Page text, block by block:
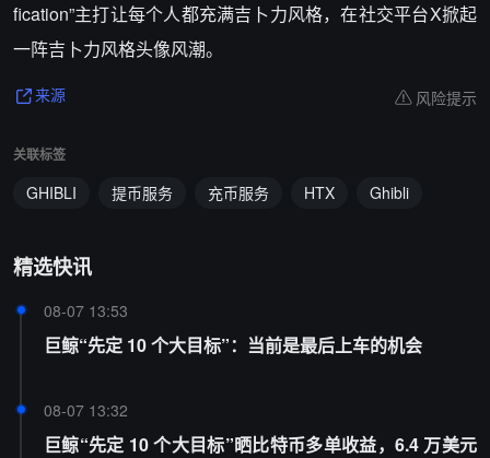
fication”主打让每个人都充满吉卜力风格，在社交平台X掀起
一阵吉卜力风格头像风潮。
来源 风险提示
关联标签
GHIBLI 提币服务 充币服务 HTX Ghibli
精选快讯
08-07 13:53
巨鲸“先定 10 个大目标”：当前是最后上车的机会
08-07 13:32
巨鲸“先定 10 个大目标”晒比特币多单收益，6.4 万美元